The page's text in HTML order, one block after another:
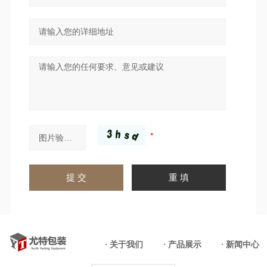
关于我们 产品展示 新闻中心